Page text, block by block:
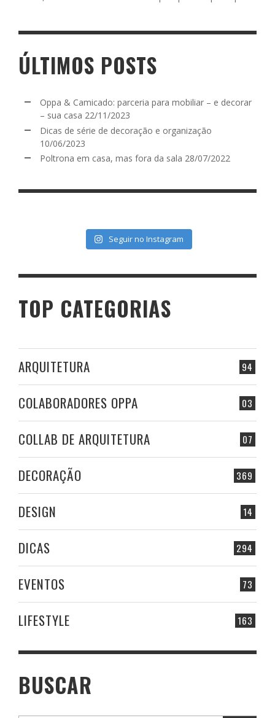
ÚLTIMOS POSTS
Oppa & Camicado: parceria para mobiliar – e decorar
– sua casa 22/11/2023
Dicas de série de decoração e organização
10/06/2023
Poltrona em casa, mas fora da sala 28/07/2022
Seguir no Instagram
TOP CATEGORIAS
94
ARQUITETURA
03
COLABORADORES OPPA
07
COLLAB DE ARQUITETURA
369
DECORAÇÃO
14
DESIGN
294
DICAS
73
EVENTOS
163
LIFESTYLE
BUSCAR